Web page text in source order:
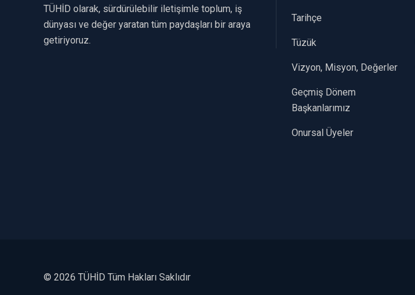
TÜHİD olarak, sürdürülebilir iletişimle toplum, iş
dünyası ve değer yaratan tüm paydaşları bir araya
getiriyoruz.
Tarihçe
Tüzük
Vizyon, Misyon, Değerler
Geçmiş Dönem
Başkanlarımız
Onursal Üyeler
© 2026 TÜHİD Tüm Hakları Saklıdır